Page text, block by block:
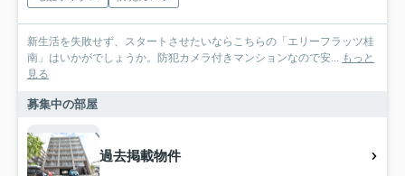
新生活を失敗せず、スタートさせたいならこちらの「エリーフラッツ桂
南」はいかがでしょうか。防犯カメラ付きマンションなので安... もっと
見る
募集中の部屋
過去掲載物件